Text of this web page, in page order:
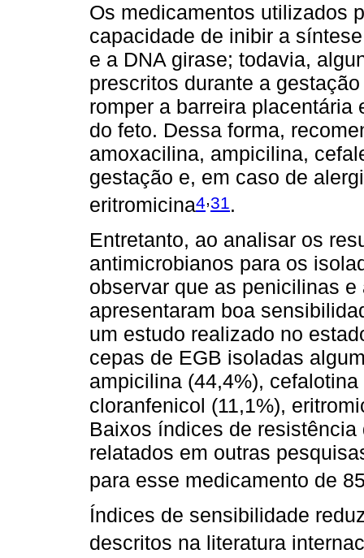
Os medicamentos utilizados
capacidade de inibir a
e a DNA girase; todavia,
prescritos durante a
romper a barreira
do feto. Dessa forma,
amoxacilina, ampicilina,
gestação e, em caso de
eritromicina4,31 .
Entretanto, ao analisar os
antimicrobianos para os
observar que as penicilinas
apresentaram boa
um estudo realizado no
cepas de EGB isoladas
ampicilina (44,4%),
cloranfenicol (11,1%),
Baixos índices de
relatados em outras
para esse medicamento de
Índices de sensibilidade
descritos na literatura